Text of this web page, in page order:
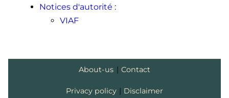
Notices d'autorité :
VIAF
About-us | Contact
Privacy policy | Disclaimer